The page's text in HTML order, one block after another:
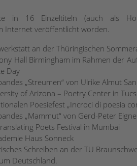
in 16 Einzeltiteln (auch als
Internet veröffentlicht worden.
an der Thüringischen
Hall Birmingham im Rahmen der
Day
„Streumen“ von Ulrike Almut
of Arizona – Poetry Center in
Poesiefest „Incroci di poesia
„Mammut“ von Gerd-Peter
Poets Festival in Mumbai
Haus Sonneck
Schreiben an der TU
Deutschland.